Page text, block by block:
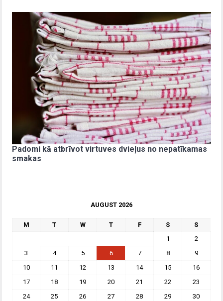
Padomi kā atbrīvot virtuves dvieļus no nepatīkamas
smakas
AUGUST 2026
M T W T F S
S
1
2
3
4 5 6 7 8
9
10
11 12 13 14 15
16
17
18 19 20 21 22
23
24
25 26 27 28 29
30